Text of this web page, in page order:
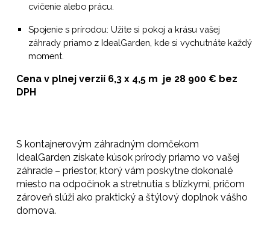
cvičenie alebo prácu.
Spojenie s prírodou: Užite si pokoj a krásu vašej
záhrady priamo z IdealGarden, kde si vychutnáte každý
moment.
Cena v plnej verzií 6,3 x 4,5 m je 28 900 € bez
DPH
S kontajnerovým záhradným domčekom
IdealGarden získate kúsok prírody priamo vo vašej
záhrade – priestor, ktorý vám poskytne dokonalé
miesto na odpočinok a stretnutia s blízkymi, pričom
zároveň slúži ako praktický a štýlový doplnok vášho
domova.